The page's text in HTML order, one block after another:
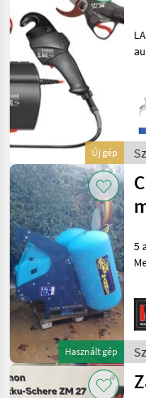
Új gép
Használt gép
5